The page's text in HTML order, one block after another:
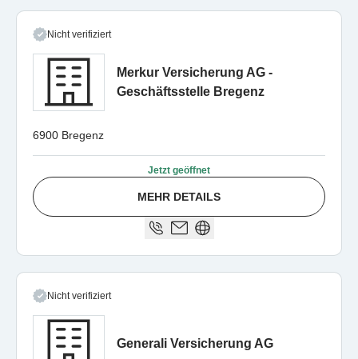
Nicht verifiziert
Merkur Versicherung AG -
Geschäftsstelle Bregenz
6900 Bregenz
Jetzt geöffnet
MEHR DETAILS
Nicht verifiziert
Generali Versicherung AG